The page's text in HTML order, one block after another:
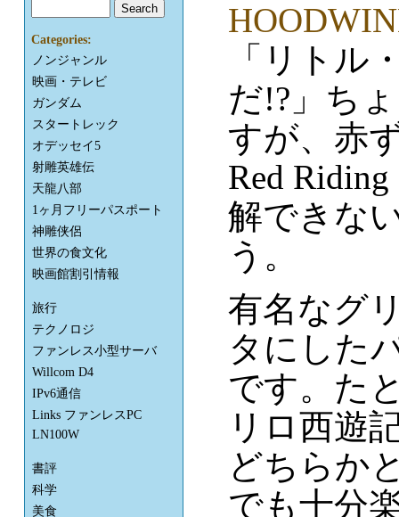
「リトル
だ!?」ち
すが、赤
Red
解できな
う。
有名なグ
タにした
です。た
リロ西遊
どちらか
でも十分
Categories:
ノンジャンル
映画・テレビ
ガンダム
スタートレック
オデッセイ5
射雕英雄伝
天龍八部
1ヶ月フリーパスポート
神雕侠侶
世界の食文化
映画館割引情報
旅行
テクノロジ
ファンレス小型サーバ
Willcom D4
IPv6通信
Links ファンレスPC
LN100W
書評
科学
美食